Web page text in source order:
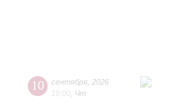
10 сентября 2026
19:00 Чт